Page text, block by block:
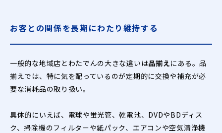
お客との関係を長期にわたり維持する
一般的な地域店とわたでんの大きな違いは品揃えにある。品
揃えでは、特に気を配っているのが定期的に交換や補充が必
要な消耗品の取り扱い。
具体的にいえば、電球や蛍光管、乾電池、DVDやBDディス
ク、掃除機のフィルターや紙パック、エアコンや空気清浄機